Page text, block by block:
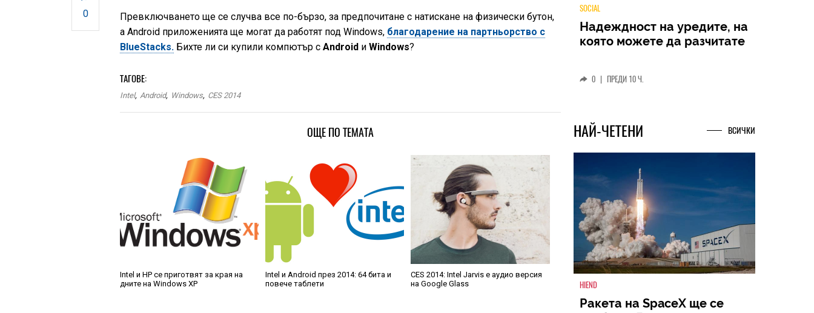
0
Превключването ще се случва все по-бързо, за предпочитане с натискане на физически бутон,
а Android приложенията ще могат да работят под Windows, благодарение на партньорство с
BlueStacks. Бихте ли си купили компютър сAndroid иWindows?
ТАГОВЕ:
Intel, Android, Windows, CES 2014
ОЩЕ ПО ТЕМАТА
Intel и HP се приготвят за края на
дните на Windows XP
Intel и Android през 2014: 64 бита и
повече таблети
CES 2014: Intel Jarvis е аудио версия
на Google Glass
TECH
Ultra – ново име, познато
НАЙ-ЧЕТЕНИ